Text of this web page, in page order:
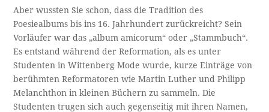
Aber wussten Sie schon, dass die Tradition des
Poesiealbums bis ins 16. Jahrhundert zurückreicht? Sein
Vorläufer war das „album amicorum“ oder „Stammbuch“.
Es entstand während der Reformation, als es unter
Studenten in Wittenberg Mode wurde, kurze Einträge von
berühmten Reformatoren wie Martin Luther und Philipp
Melanchthon in kleinen Büchern zu sammeln. Die
Studenten trugen sich auch gegenseitig mit ihren Namen,